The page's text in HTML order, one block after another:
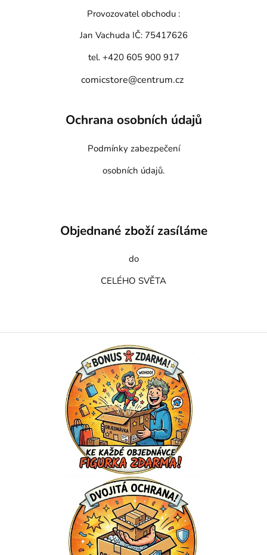
Provozovatel obchodu :
Jan Vachuda IČ: 75417626
tel. +420 605 900 917
comicstore@centrum.cz
Ochrana osobních údajů
Podmínky zabezpečení
osobních údajů.
Objednané zboží zasíláme
do
CELÉHO SVĚTA